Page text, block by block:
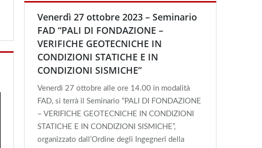
Venerdì 27 ottobre 2023 – Seminario
FAD “PALI DI FONDAZIONE –
VERIFICHE GEOTECNICHE IN
CONDIZIONI STATICHE E IN
CONDIZIONI SISMICHE”
Venerdì 27 ottobre alle ore 14.00 in modalità
FAD, si terrà il Seminario “PALI DI FONDAZIONE
– VERIFICHE GEOTECNICHE IN CONDIZIONI
STATICHE E IN CONDIZIONI SISMICHE”,
organizzato dall’Ordine degli Ingegneri della